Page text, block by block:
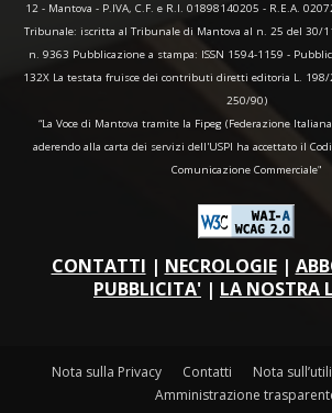
12 - Mantova - P.IVA, C.F. e R.I. 01898140205 - R.E.A.
Tribunale: iscritta al Tribunale di Mantova al n. 25 del 30/
n. 9363 Pubblicazione a stampa: ISSN 1594-1159 -
132X La testata fruisce dei contributi diretti editoria L.
250/90)
“La Voce di Mantova tramite la Fipeg (Federazione
aderendo alla carta dei servizi dell'USPI ha accettato il
Comunicazione Commerciale"
CONTATTI | NECROLOGIE|
PUBBLICITA' | LA NOSTRA
Nota sulla Privacy Contatti
Nota
Amministrazione